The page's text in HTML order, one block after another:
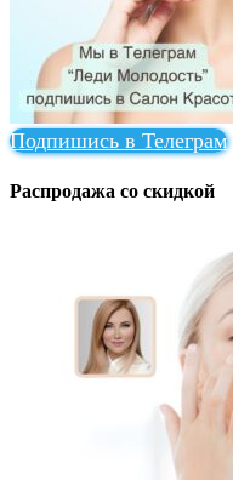
Подпишись в Телеграм
Распродажа со скидкой